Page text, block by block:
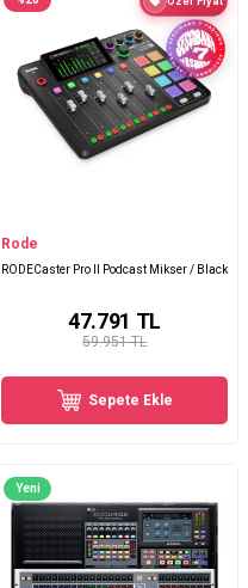
Rode
RODECaster Pro II Podcast Mikser / Black
59.951 TL
47.791 TL
Sepete Ekle
Yeni